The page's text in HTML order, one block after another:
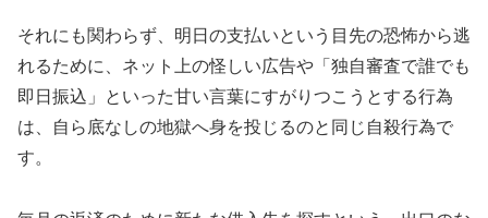
それにも関わらず、明日の支払いという目先の恐怖から逃
れるために、ネット上の怪しい広告や「独自審査で誰でも
即日振込」といった甘い言葉にすがりつこうとする行為
は、自ら底なしの地獄へ身を投じるのと同じ自殺行為で
す。